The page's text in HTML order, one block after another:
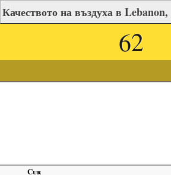
Качеството на въздуха в
62
Cur